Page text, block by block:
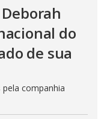
do
de sua
pela companhia